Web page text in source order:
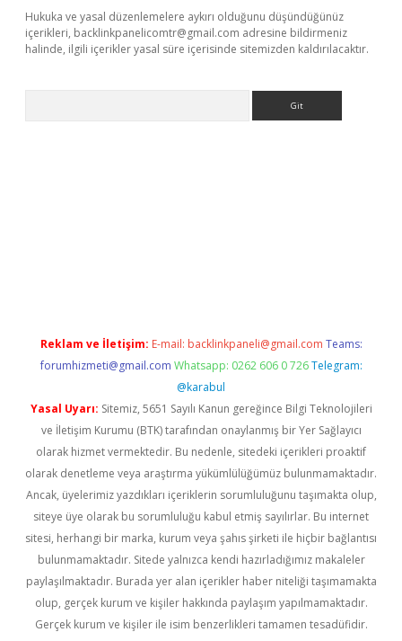
Hukuka ve yasal düzenlemelere aykırı olduğunu düşündüğünüz
içerikleri, backlinkpanelicomtr@gmail.com adresine bildirmeniz
halinde, ilgili içerikler yasal süre içerisinde sitemizden kaldırılacaktır.
Reklam ve İletişim: E-mail: backlinkpaneli@gmail.com Teams:
forumhizmeti@gmail.com Whatsapp: 0262 606 0 726 Telegram:
@karabul
Yasal Uyarı: Sitemiz, 5651 Sayılı Kanun gereğince Bilgi Teknolojileri
ve İletişim Kurumu (BTK) tarafından onaylanmış bir Yer Sağlayıcı
olarak hizmet vermektedir. Bu nedenle, sitedeki içerikleri proaktif
olarak denetleme veya araştırma yükümlülüğümüz bulunmamaktadır.
Ancak, üyelerimiz yazdıkları içeriklerin sorumluluğunu taşımakta olup,
siteye üye olarak bu sorumluluğu kabul etmiş sayılırlar. Bu internet
sitesi, herhangi bir marka, kurum veya şahıs şirketi ile hiçbir bağlantısı
bulunmamaktadır. Sitede yalnızca kendi hazırladığımız makaleler
paylaşılmaktadır. Burada yer alan içerikler haber niteliği taşımamakta
olup, gerçek kurum ve kişiler hakkında paylaşım yapılmamaktadır.
Gerçek kurum ve kişiler ile isim benzerlikleri tamamen tesadüfidir.